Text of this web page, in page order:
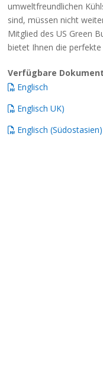
umweltfreundlichen
sind, müssen nicht
Mitglied des US Green
bietet Ihnen die
Verfügbare
Englisch
Englisch UK)
Englisch (Südostasien)